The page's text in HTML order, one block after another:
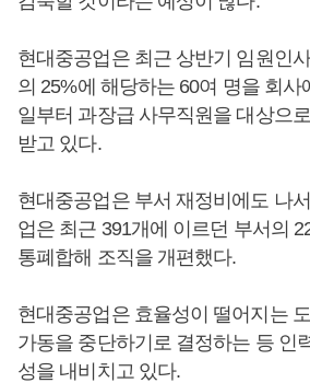
현대중공업은 최근 상반기 임원인
의 25%에 해당하는 60여 명을 회사
일부터 과장급 사무직원을 대상으
받고 있다.
현대중공업은 부서 재정비에도 나
업은 최근 391개에 이르던 부서의
통폐합해 조직을 개편했다.
현대중공업은 효율성이 떨어지는
가동을 중단하기로 결정하는 등 인
성을 내비치고 있다.